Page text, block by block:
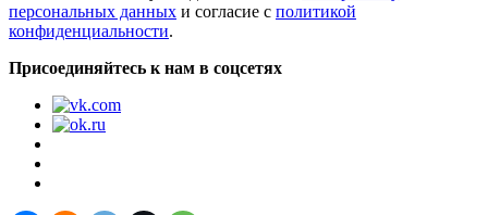
персональных данных и согласие с политикой
конфиденциальности.
Присоединяйтесь к нам в соцсетях